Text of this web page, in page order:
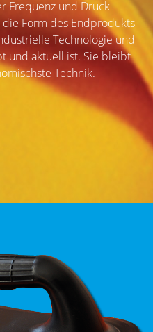
Frequenz und Druck
Form des Endprodukts
Technologie und
und aktuell ist. Sie bleibt
Technik.